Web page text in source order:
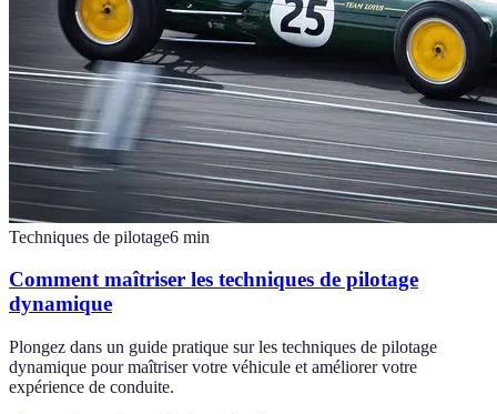
Techniques de pilotage6 min
Comment maîtriser les techniques de pilotage
dynamique
Plongez dans un guide pratique sur les techniques de pilotage
dynamique pour maîtriser votre véhicule et améliorer votre
expérience de conduite.